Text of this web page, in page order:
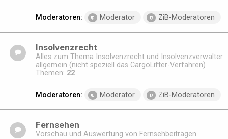
Moderatoren: Moderator ZiB-Moderatoren
Insolvenzrecht
Alles zum Thema Insolvenzrecht und Insolvenzverwalter
allgemein (nicht speziell das CargoLifter-Verfahren)
Themen: 22
Moderatoren: Moderator ZiB-Moderatoren
Fernsehen
Vorschau und Auswertung von Fernsehbeiträgen